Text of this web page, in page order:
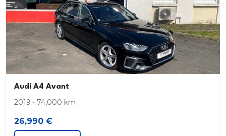
en plus de la climatisation automatique
Coffre à ouverture et fermeture électriques
ouverture par touche sur la clé du véhicule touche
dans la portière du conducteur ou touche douce
sur la poignée du coffre ; fermeture par touche sur
la face interne du capot du coffre
Colonne de direction de sécurité contient un
système mécanique de déplacement avec
fonction d'amorti ssement qui complète le
Audi A4 Avant
2019 • 74,000 km
26,990 €